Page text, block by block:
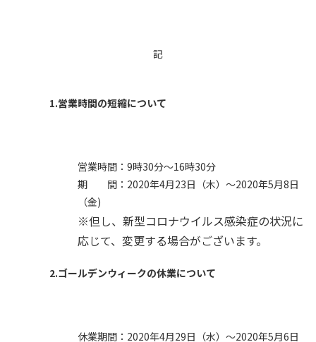
記
1.営業時間の短縮について
営業時間：9時30分～16時30分
期 間：2020年4月23日（木）～2020年5月8日
（金)
※但し、新型コロナウイルス感染症の状況に
応じて、変更する場合がございます。
2.ゴールデンウィークの休業について
休業期間：2020年4月29日（水）～2020年5月6日